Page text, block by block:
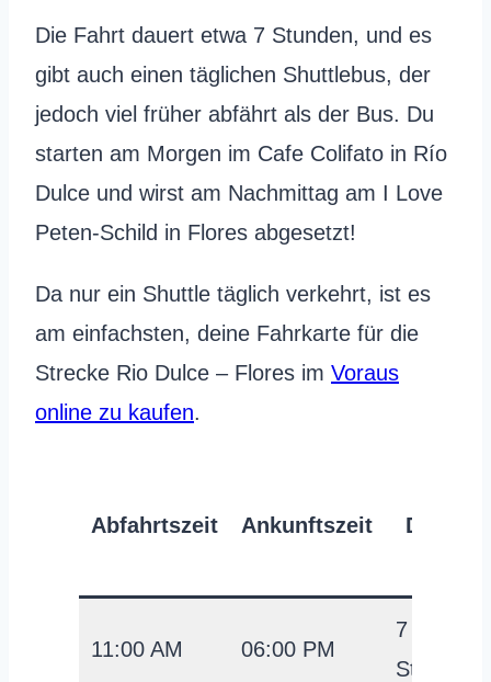
Die Fahrt dauert etwa 7 Stunden, und es
gibt auch einen täglichen Shuttlebus, der
jedoch viel früher abfährt als der Bus. Du
starten am Morgen im Cafe Colifato in Río
Dulce und wirst am Nachmittag am I Love
Peten-Schild in Flores abgesetzt!
Da nur ein Shuttle täglich verkehrt, ist es
am einfachsten, deine Fahrkarte für die
Strecke Rio Dulce – Flores im Voraus
online zu kaufen.
Abfahrtszeit Ankunftszeit Dauer
11:00 AM 06:00 PM
7
Stunden